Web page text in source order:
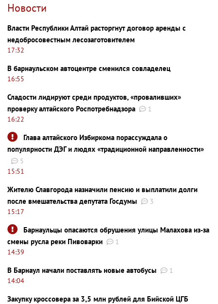
Новости
Власти Республики Алтай расторгнут договор аренды с
недобросовестным лесозаготовителем
17:32
В барнаульском автоцентре сменился совладелец
16:55
Сладости лидируют среди продуктов, «проваливших»
проверку алтайского Роспотребнадзора
1
16:22
Глава алтайского Избиркома порассуждала о
популярности ДЭГ и людях «традиционной направленности»
5
15:51
Жителю Славгорода назначили пенсию и выплатили долги
после вмешательства депутата Госдумы
3
15:17
Барнаульцы опасаются обрушения улицы Малахова из-за
смены русла реки Пивоварки
1
14:39
В Барнаул начали поставлять новые автобусы
1
14:04
Закупку кроссовера за 3,5 млн рублей для Бийской ЦГБ